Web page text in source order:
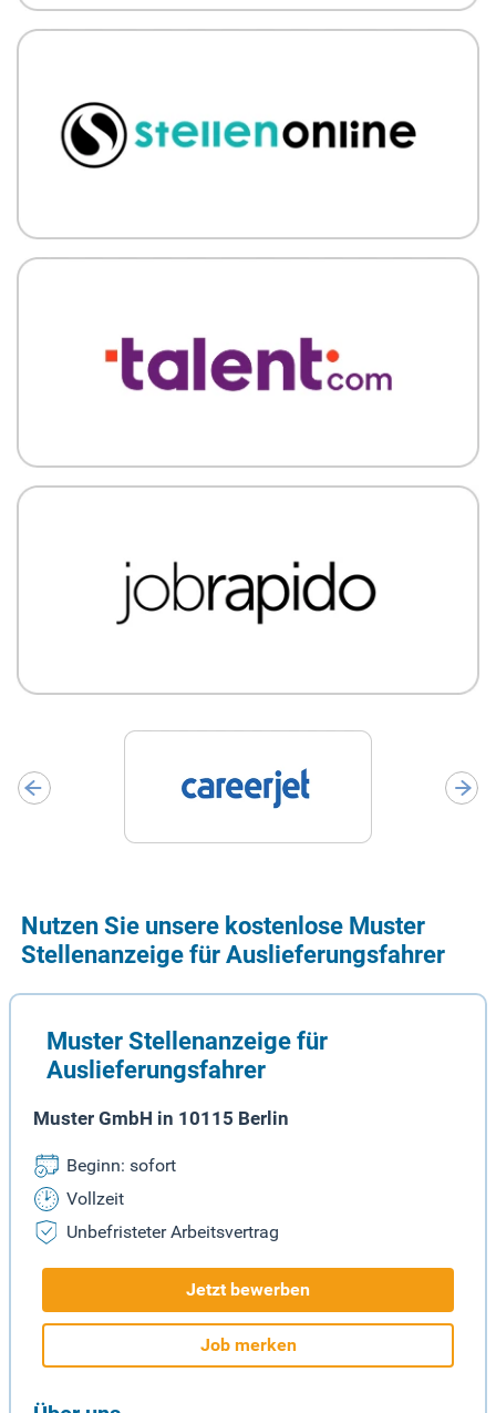
Nutzen Sie unsere kostenlose Muster
Stellenanzeige für Auslieferungsfahrer
Muster Stellenanzeige für
Auslieferungsfahrer
Muster GmbH in 10115 Berlin
Beginn: sofort
Vollzeit
Unbefristeter Arbeitsvertrag
Jetzt bewerben
Job merken